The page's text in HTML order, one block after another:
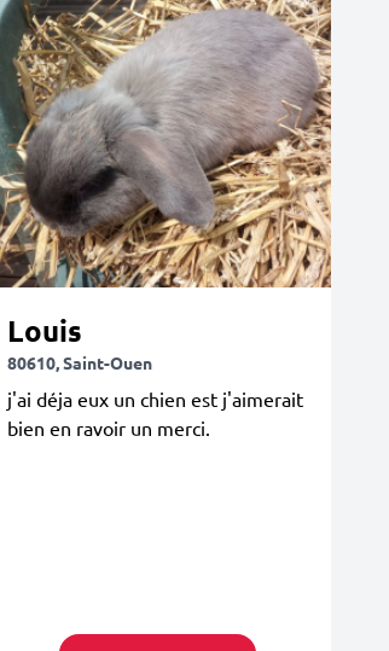
Louis
80610, Saint-Ouen
j'ai déja eux un chien est j'aimerait
bien en ravoir un merci.